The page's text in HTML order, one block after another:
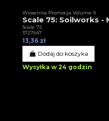
Wiosenna Promocja Volume II
Scale 75: Soilworks -
Scale 75
3T27647
13,36 zł
Dodaj do koszyka
Wysyłka w 24 godzin